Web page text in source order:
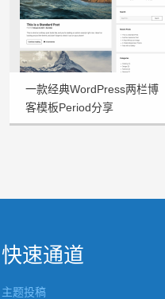
一款经典WordPress两栏博
客模板Period分享
快速通道
主题投稿